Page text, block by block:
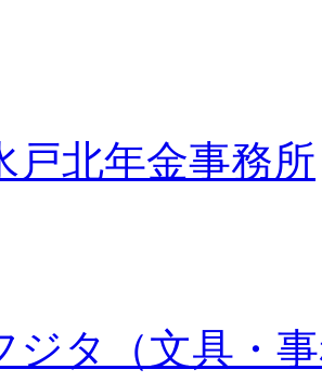
戸北年金事務所
ジタ（文具・